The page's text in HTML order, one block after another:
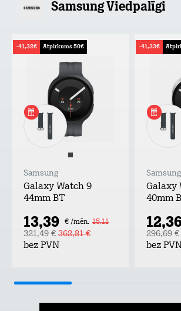
Samsung Viedpalīgi
-41,32€ Atpirkums 50€
Samsung
Galaxy Watch 9
44mm BT
13,39 € /mēn. 15,11
321,49 € 362,81 €
bez PVN
-41,33€
Samsung
Galaxy
40mm
296,69 €
bez PVN